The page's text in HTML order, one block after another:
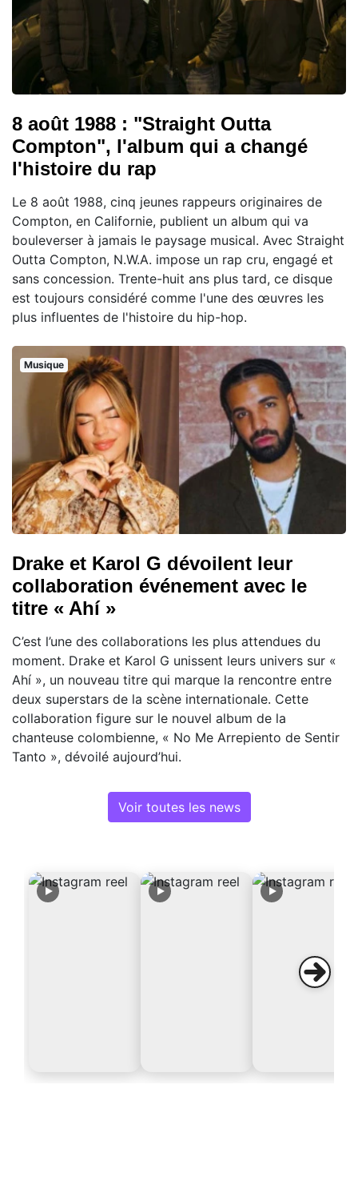
8 août 1988 : "Straight Outta
Compton", l'album qui a changé
l'histoire du rap
Le 8 août 1988, cinq jeunes rappeurs originaires de
Compton, en Californie, publient un album qui va
bouleverser à jamais le paysage musical. Avec Straight
Outta Compton, N.W.A. impose un rap cru, engagé et
sans concession. Trente-huit ans plus tard, ce disque
est toujours considéré comme l'une des œuvres les
plus influentes de l'histoire du hip-hop.
Musique
Drake et Karol G dévoilent leur
collaboration événement avec le
titre « Ahí »
C’est l’une des collaborations les plus attendues du
moment. Drake et Karol G unissent leurs univers sur «
Ahí », un nouveau titre qui marque la rencontre entre
deux superstars de la scène internationale. Cette
collaboration figure sur le nouvel album de la
chanteuse colombienne, « No Me Arrepiento de Sentir
Tanto », dévoilé aujourd’hui.
Voir toutes les news